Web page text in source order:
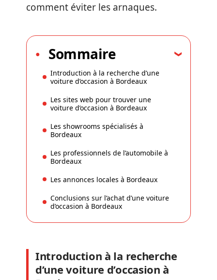
comment éviter les arnaques.
Sommaire
Introduction à la recherche d’une
voiture d’occasion à Bordeaux
Les sites web pour trouver une
voiture d’occasion à Bordeaux
Les showrooms spécialisés à
Bordeaux
Les professionnels de l’automobile à
Bordeaux
Les annonces locales à Bordeaux
Conclusions sur l’achat d’une voiture
d’occasion à Bordeaux
Introduction à la recherche
d’une voiture d’occasion à